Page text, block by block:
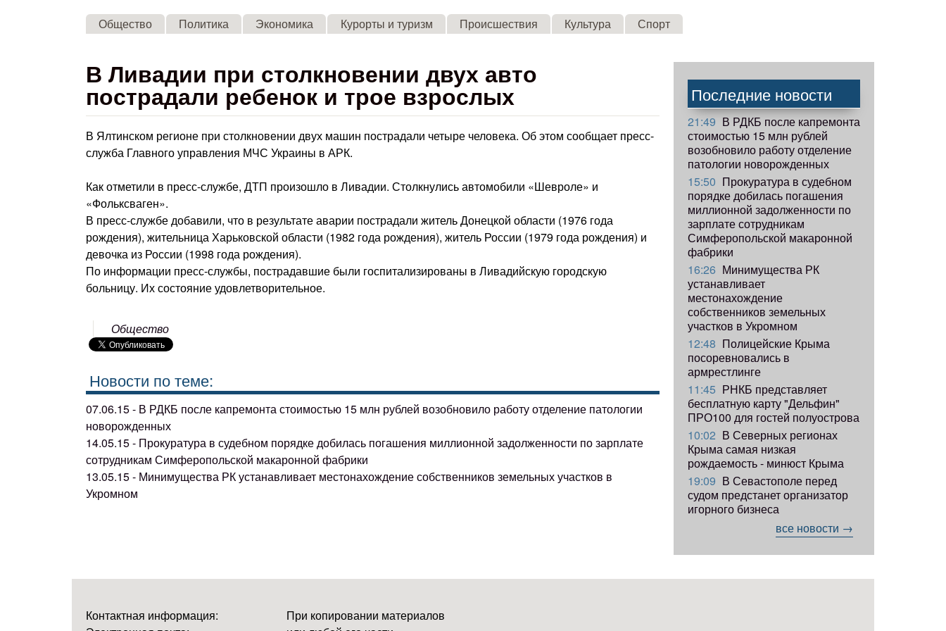
Skip to main content
Общество Политика Экономика Курорты и туризм Происшествия Культура Спорт
В Ливадии при столкновении двух авто
пострадали ребенок и трое взрослых
В Ялтинском регионе при столкновении двух машин пострадали четыре человека. Об этом сообщает пресс-
служба Главного управления МЧС Украины в АРК.
Как отметили в пресс-службе, ДТП произошло в Ливадии. Столкнулись автомобили «Шевроле» и
«Фольксваген».
В пресс-службе добавили, что в результате аварии пострадали житель Донецкой области (1976 года
рождения), жительница Харьковской области (1982 года рождения), житель России (1979 года рождения) и
девочка из России (1998 года рождения).
По информации пресс-службы, пострадавшие были госпитализированы в Ливадийскую городскую
больницу. Их состояние удовлетворительное.
Общество
Новости по теме:
07.06.15 - В РДКБ после капремонта стоимостью 15 млн рублей возобновило работу отделение патологии
новорожденных
14.05.15 - Прокуратура в судебном порядке добилась погашения миллионной задолженности по зарплате
сотрудникам Симферопольской макаронной фабрики
13.05.15 - Минимущества РК устанавливает местонахождение собственников земельных участков в
Укромном
Последние новости
21:49 В РДКБ после капремонта
стоимостью 15 млн рублей
возобновило работу отделение
патологии новорожденных
15:50 Прокуратура в судебном
порядке добилась погашения
миллионной задолженности по
зарплате сотрудникам
Симферопольской макаронной
фабрики
16:26 Минимущества РК
устанавливает
местонахождение
собственников земельных
участков в Укромном
12:48 Полицейские Крыма
посоревновались в
армрестлинге
11:45 РНКБ представляет
бесплатную карту "Дельфин"
ПРО100 для гостей полуострова
10:02 В Северных регионах
Крыма самая низкая
рождаемость - минюст Крыма
19:09 В Севастополе перед
судом предстанет организатор
игорного бизнеса
все новости →
Контактная информация:
При копировании материалов